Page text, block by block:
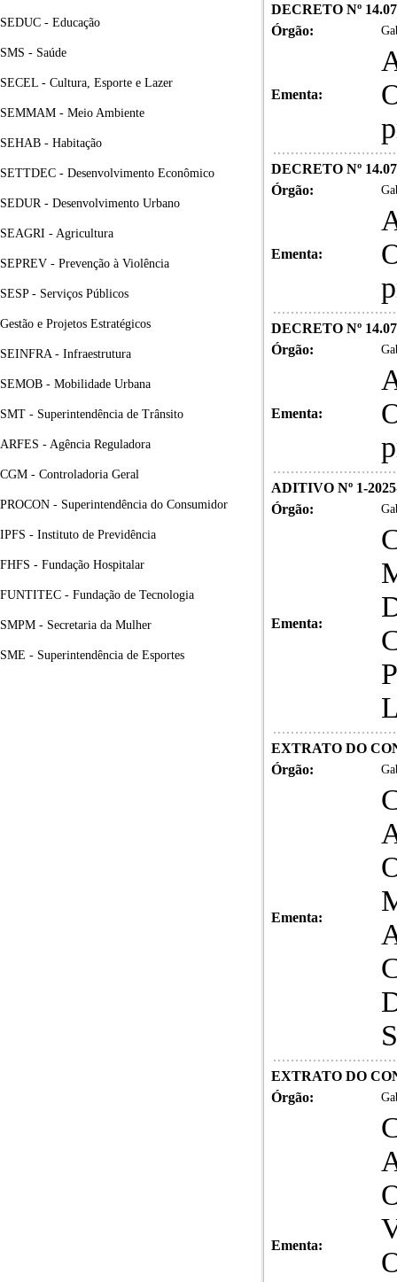
SEDUC - Educação
SMS - Saúde
SECEL - Cultura, Esporte e Lazer
SEMMAM - Meio Ambiente
SEHAB - Habitação
SETTDEC - Desenvolvimento Econômico
SEDUR - Desenvolvimento Urbano
SEAGRI - Agricultura
SEPREV - Prevenção à Violência
SESP - Serviços Públicos
Gestão e Projetos Estratégicos
SEINFRA - Infraestrutura
SEMOB - Mobilidade Urbana
SMT - Superintendência de Trânsito
ARFES - Agência Reguladora
CGM - Controladoria Geral
PROCON - Superintendência do Consumidor
IPFS - Instituto de Previdência
FHFS - Fundação Hospitalar
FUNTITEC - Fundação de Tecnologia
SMPM - Secretaria da Mulher
SME - Superintendência de Esportes
DECRETO Nº
Órgão:
Ementa:
DECRETO Nº
Órgão:
Ementa:
DECRETO Nº
Órgão:
Ementa:
ADITIVO Nº 1-
Órgão:
Ementa:
EXTRATO DO
Órgão:
Ementa:
EXTRATO DO
Órgão:
Ementa: